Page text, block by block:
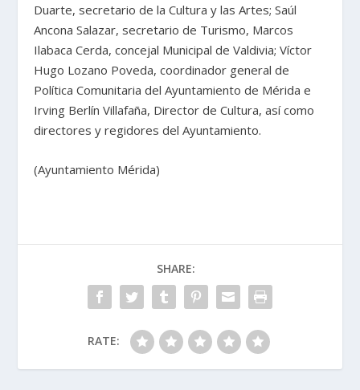
Duarte, secretario de la Cultura y las Artes; Saúl
Ancona Salazar, secretario de Turismo, Marcos
Ilabaca Cerda, concejal Municipal de Valdivia; Víctor
Hugo Lozano Poveda, coordinador general de
Política Comunitaria del Ayuntamiento de Mérida e
Irving Berlín Villafaña, Director de Cultura, así como
directores y regidores del Ayuntamiento.
(Ayuntamiento Mérida)
SHARE:
RATE: